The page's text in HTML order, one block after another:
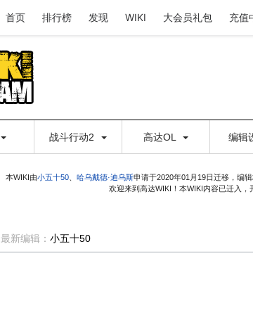
首页 排行榜 发现 WIKI 大会员礼包 充值
战斗行动2 高达OL 编辑
本WIKI由小五十50 哈乌戴德·迪乌斯申请于2020年01月19日迁移，编
欢迎来到高达WIKI！本WIKI内容已迁入
最新编辑： 小五十50